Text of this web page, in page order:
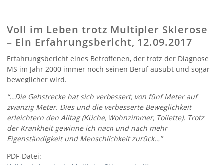
Voll im Leben trotz Multipler Sklerose
– Ein Erfahrungsbericht, 12.09.2017
Erfahrungsbericht eines Betroffenen, der trotz der Diagnose
MS im Jahr 2000 immer noch seinen Beruf ausübt und sogar
beweglicher wird.
“…Die Gehstrecke hat sich verbessert, von fünf Meter auf
zwanzig Meter. Dies und die verbesserte Beweglichkeit
erleichtern den Alltag (Küche, Wohnzimmer, Toilette). Trotz
der Krankheit gewinne ich nach und nach mehr
Eigenständigkeit und Menschlichkeit zurück…”
PDF-Datei: